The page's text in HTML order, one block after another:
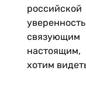
настоящим,
хотим